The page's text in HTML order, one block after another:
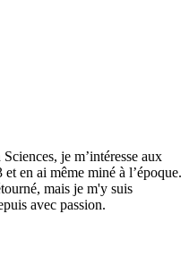
je m’intéresse aux
en ai même miné à l’époque.
mais je m'y suis
avec passion.